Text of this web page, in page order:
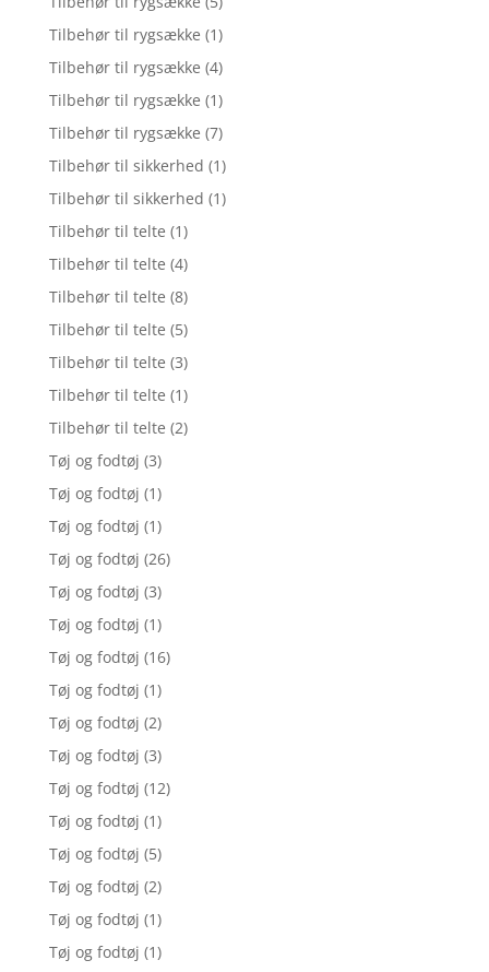
Tilbehør til rygsække (1)
Tilbehør til rygsække (4)
Tilbehør til rygsække (1)
Tilbehør til rygsække (7)
Tilbehør til sikkerhed (1)
Tilbehør til sikkerhed (1)
Tilbehør til telte (1)
Tilbehør til telte (4)
Tilbehør til telte (8)
Tilbehør til telte (5)
Tilbehør til telte (3)
Tilbehør til telte (1)
Tilbehør til telte (2)
Tøj og fodtøj (3)
Tøj og fodtøj (1)
Tøj og fodtøj (1)
Tøj og fodtøj (26)
Tøj og fodtøj (3)
Tøj og fodtøj (1)
Tøj og fodtøj (16)
Tøj og fodtøj (1)
Tøj og fodtøj (2)
Tøj og fodtøj (3)
Tøj og fodtøj (12)
Tøj og fodtøj (1)
Tøj og fodtøj (5)
Tøj og fodtøj (2)
Tøj og fodtøj (1)
Tøj og fodtøj (1)